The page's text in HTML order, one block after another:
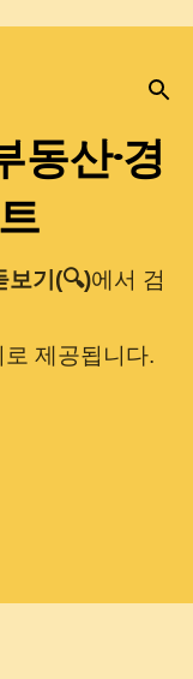
기
산·경
보기(🔍)에서 검
로 제공됩니다.